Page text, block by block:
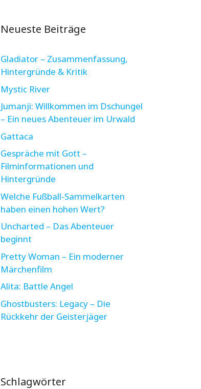
Neueste Beiträge
Gladiator – Zusammenfassung,
Hintergründe & Kritik
Mystic River
Jumanji: Willkommen im Dschungel
– Ein neues Abenteuer im Urwald
Gattaca
Gespräche mit Gott –
Filminformationen und
Hintergründe
Welche Fußball-Sammelkarten
haben einen hohen Wert?
Uncharted – Das Abenteuer
beginnt
Pretty Woman – Ein moderner
Märchenfilm
Alita: Battle Angel
Ghostbusters: Legacy – Die
Rückkehr der Geisterjäger
Schlagwörter